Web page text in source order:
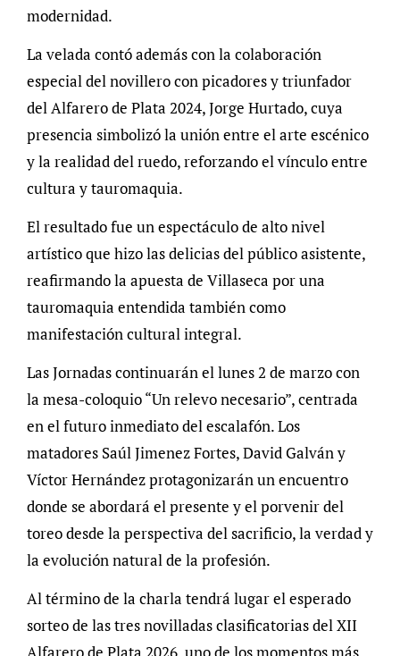
modernidad.
La velada contó además con la colaboración
especial del novillero con picadores y triunfador
del Alfarero de Plata 2024, Jorge Hurtado, cuya
presencia simbolizó la unión entre el arte escénico
y la realidad del ruedo, reforzando el vínculo entre
cultura y tauromaquia.
El resultado fue un espectáculo de alto nivel
artístico que hizo las delicias del público asistente,
reafirmando la apuesta de Villaseca por una
tauromaquia entendida también como
manifestación cultural integral.
Las Jornadas continuarán el lunes 2 de marzo con
la mesa-coloquio “Un relevo necesario”, centrada
en el futuro inmediato del escalafón. Los
matadores Saúl Jimenez Fortes, David Galván y
Víctor Hernández protagonizarán un encuentro
donde se abordará el presente y el porvenir del
toreo desde la perspectiva del sacrificio, la verdad y
la evolución natural de la profesión.
Al término de la charla tendrá lugar el esperado
sorteo de las tres novilladas clasificatorias del XII
Alfarero de Plata 2026, uno de los momentos más